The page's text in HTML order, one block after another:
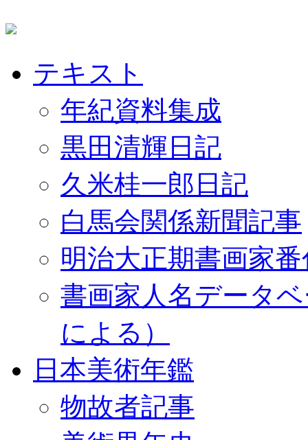
テキスト
年紀資料集成
黒田清輝日記
久米桂一郎日記
白馬会関係新聞記事
明治大正期書画家
書画家人名データ
による）
日本美術年鑑
物故者記事